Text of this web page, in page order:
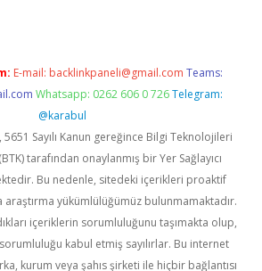
E-mail: backlinkpaneli@gmail.com Teams:
Whatsapp: 0262 606 0 726 Telegram:
@karabul
5651 Sayılı Kanun gereğince Bilgi Teknolojileri
tarafından onaylanmış bir Yer Sağlayıcı
Bu nedenle, sitedeki içerikleri proaktif
yükümlülüğümüz bulunmamaktadır.
içeriklerin sorumluluğunu taşımakta olup,
kabul etmiş sayılırlar. Bu internet
kurum veya şahıs şirketi ile hiçbir bağlantısı